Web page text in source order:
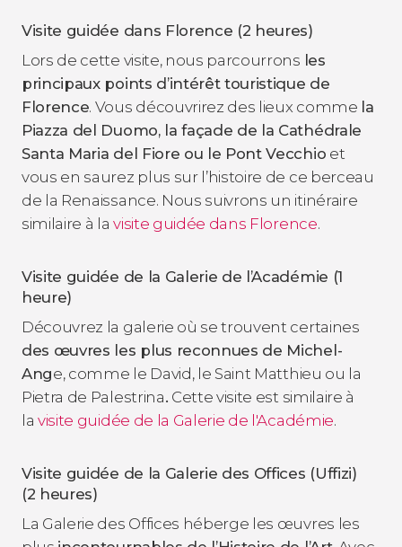
Visite guidée dans Florence (2 heures)
Lors de cette visite, nous parcourrons les
principaux points d’intérêt touristique de
Florence. Vous découvrirez des lieux comme la
Piazza del Duomo, la façade de la Cathédrale
Santa Maria del Fiore ou le Pont Vecchio et
vous en saurez plus sur l’histoire de ce berceau
de la Renaissance. Nous suivrons un itinéraire
similaire à lavisite guidée dans Florence.
Visite guidée de la Galerie de l’Académie (1
heure)
Découvrez la galerie où se trouvent certaines
des œuvres les plus reconnues de Michel-
Ange, comme le David,le Saint Matthieu ou la
Pietra de Palestrina. Cette visite est similaire à
lavisite guidée de la Galerie de l'Académie.
Visite guidée de la Galerie des Offices (Uffizi)
(2 heures)
La Galerie des Offices héberge les œuvres les